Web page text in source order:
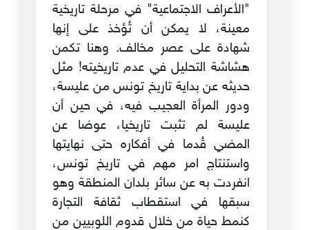
"الأعراف الاجتماعية" في مرحلة تاريخية
معينة، لا يمكن أن تُؤخذ على إنها
شهادة على عصر مخالف. وهنا تكمن
هشاشة التحليل في عدم تاريخيته! مثل
حديثه عن بداية تاريخ تونس من عليسة،
ودور المرأة العجيب فيه، في حين أن
عليسة لم تثبت تاريخيا، عوضا عن
المضي قُدما في أفكاره حتى نهايتها
واستنتاج امر مهم في تاريخ تونس،
انفردت به عن سائر بلدان المنطقة وهو
سبقها في استقطاب ثقافة التجارة
كنمط حياة من خلال قدوم اللوبيين من